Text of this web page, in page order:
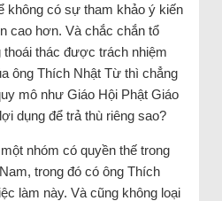
không có sự tham khảo ý kiến
cao hơn. Và chắc chắn tổ
thác được trách nhiệm
ông Thích Nhật Từ thì chẳng
mô như Giáo Hội Phật Giáo
dụng để trả thù riêng sao?
nhóm có quyền thế trong
trong đó có ông Thích
làm này. Và cũng không loại